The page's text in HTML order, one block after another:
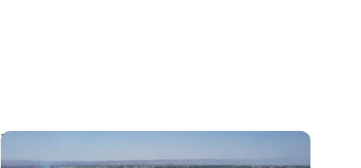
Компания BYD начала строить в
Узбекистане завод по производству